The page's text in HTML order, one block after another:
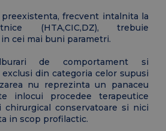
preexistenta, frecvent intalnita la
(HTA,CIC,DZ), trebuie
cei mai buni parametri.
de comportament si
din categoria celor supusi
nu reprezinta un panaceu
inlocui procedee terapeutice
chirurgical conservatoare si nici
in scop profilactic.